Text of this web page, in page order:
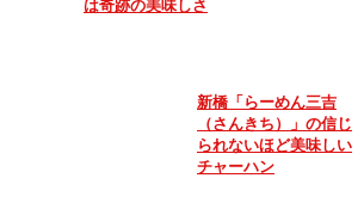
は奇跡の美味しさ
新橋「らーめん三吉
（さんきち）」の信じ
られないほど美味しい
チャーハン